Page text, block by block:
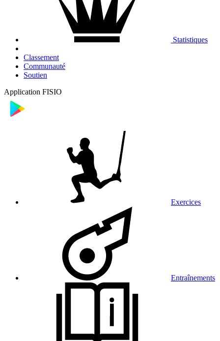
Statistiques
Classement
Communauté
Soutien
Application FISIO
Exercices
Entraînements